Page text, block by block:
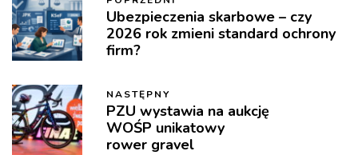
Ubezpieczenia skarbowe – czy
2026 rok zmieni standard ochrony
firm?
NASTĘPNY
PZU wystawia na aukcję
WOŚP unikatowy
rower gravel